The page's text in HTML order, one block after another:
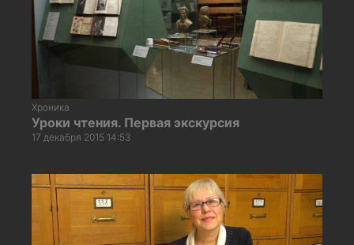
Хроника
Уроки чтения. Первая экскурсия
17 декабря 2015 14:53